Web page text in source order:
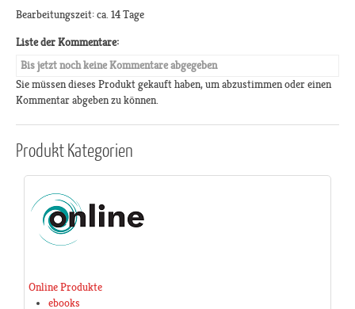
Bearbeitungszeit: ca. 14 Tage
Liste der Kommentare:
Bis jetzt noch keine Kommentare abgegeben
Sie müssen dieses Produkt gekauft haben, um abzustimmen oder einen
Kommentar abgeben zu können.
ProduktKategorien
Online Produkte
ebooks